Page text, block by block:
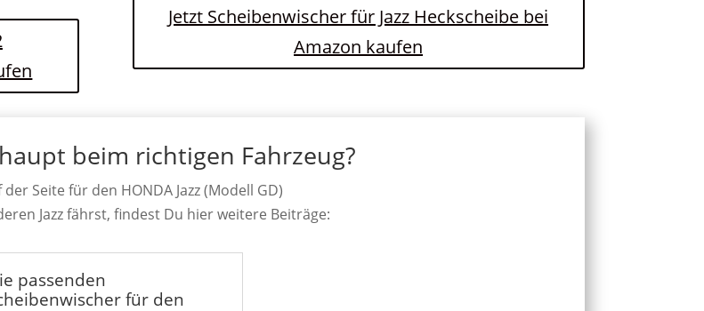
Jetzt Scheibenwischer für Jazz Heckscheibe bei
Amazon kaufen
beim richtigen Fahrzeug?
Seite für den HONDA Jazz (Modell GD)
Jazz fährst, findest Du hier weitere Beiträge:
passenden
für den